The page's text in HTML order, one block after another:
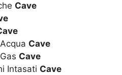
Cave
Cave
Cave
Intasati Cave